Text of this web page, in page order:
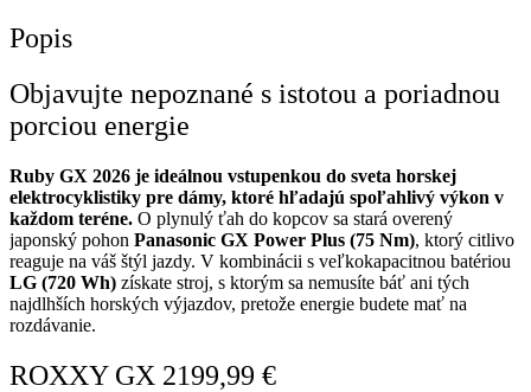
Popis
Objavujte nepoznané s istotou a poriadnou
porciou energie
Ruby GX 2026 je ideálnou vstupenkou do sveta horskej
elektrocyklistiky pre dámy, ktoré hľadajú spoľahlivý výkon v
každom teréne. O plynulý ťah do kopcov sa stará overený
japonský pohon Panasonic GX Power Plus (75 Nm), ktorý citlivo
reaguje na váš štýl jazdy. V kombinácii s veľkokapacitnou batériou
LG (720 Wh) získate stroj, s ktorým sa nemusíte báť ani tých
najdlhších horských výjazdov, pretože energie budete mať na
rozdávanie.
ROXXY GX 2199,99 €